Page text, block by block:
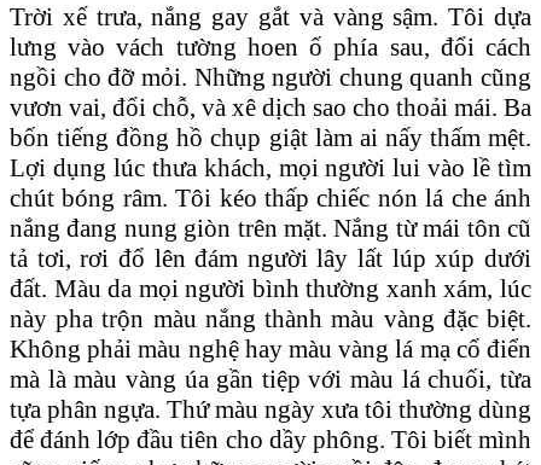
Trời xế trưa, nắng gay gắt và vàng sậm. Tôi dựa
lưng vào vách tường hoen ố phía sau, đổi cách
ngồi cho đỡ mỏi. Những người chung quanh cũng
vươn vai, đổi chỗ, và xê dịch sao cho thoải mái. Ba
bốn tiếng đồng hồ chụp giật làm ai nấy thấm mệt.
Lợi dụng lúc thưa khách, mọi người lui vào lề tìm
chút bóng râm. Tôi kéo thấp chiếc nón lá che ánh
nắng đang nung giòn trên mặt. Nắng từ mái tôn cũ
tả tơi, rơi đổ lên đám người lây lất lúp xúp dưới
đất. Màu da mọi người bình thường xanh xám, lúc
này pha trộn màu nắng thành màu vàng đặc biệt.
Không phải màu nghệ hay màu vàng lá mạ cổ điển
mà là màu vàng úa gần tiệp với màu lá chuối, từa
tựa phân ngựa. Thứ màu ngày xưa tôi thường dùng
để đánh lớp đầu tiên cho dầy phông. Tôi biết mình